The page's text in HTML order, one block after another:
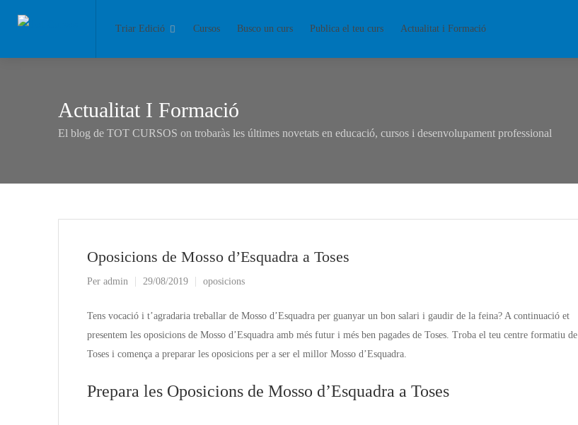
Triar Edició Cursos Busco un curs Publica el teu curs Actualitat i Formació
Actualitat I Formació
El blog de TOT CURSOS on trobaràs les últimes novetats en educació, cursos i desenvolupament professional
Oposicions de Mosso d’Esquadra a Toses
Per admin 29/08/2019 oposicions
Tens vocació i t’agradaria treballar de Mosso d’Esquadra per guanyar un bon salari i gaudir de la feina? A continuació et
presentem les oposicions de Mosso d’Esquadra amb més futur i més ben pagades de Toses. Troba el teu centre formatiu de
Toses i comença a preparar les oposicions per a ser el millor Mosso d’Esquadra.
Prepara les Oposicions de Mosso d’Esquadra a Toses